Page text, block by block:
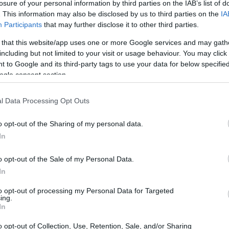
of your personal information by third parties on the IAB’s list of
This information may also be disclosed by us to third parties on the
Participants that may further disclose it to other third parties.
that this website/app uses one or more Google services and may
but not limited to your visit or usage behaviour. You may
to Google and its third-party tags to use your data for below
consent section.
Data Processing Opt Outs
opt-out of the Sharing of my personal data.
opt-out of the Sale of my Personal Data.
opt-out of processing my Personal Data for Targeted
opt-out of Collection, Use, Retention, Sale, and/or Sharing
los huevos fritos
innovador permite disfrutar de unos huevos
y una yema cremosa, sin necesidad de
cuestión de minutos, puedes tener un
comenzar el día con energía.